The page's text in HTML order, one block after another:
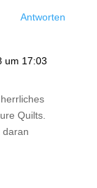
Antworten
um 17:03
Quilts.
daran